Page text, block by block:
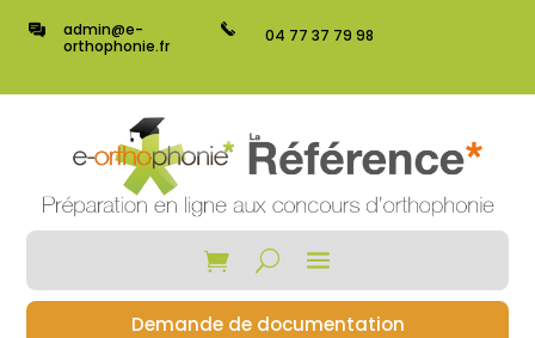
admin@e-
orthophonie.fr
04 77 37 79 98
Demande de documentation